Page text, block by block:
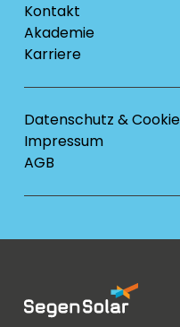
Kontakt
Akademie
Karriere
Datenschutz &
Impressum
AGB